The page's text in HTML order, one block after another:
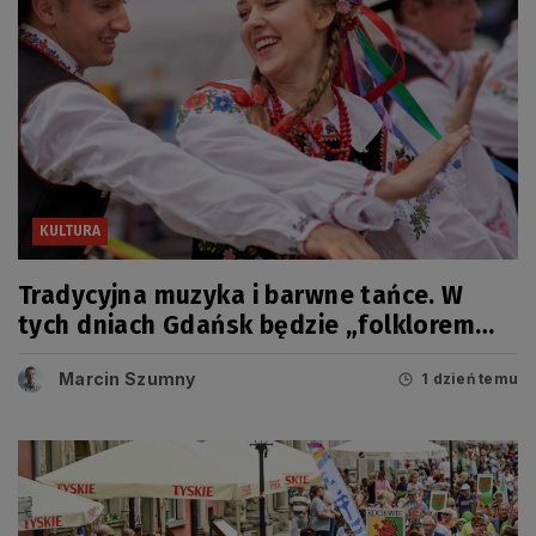
KULTURA
Tradycyjna muzyka i barwne tańce. W
tych dniach Gdańsk będzie „folklorem
Marcin Szumny 1 dzień temu